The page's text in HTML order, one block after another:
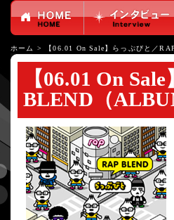
ホーム > 【06.01 On Sale】らっぷびと／
【06.01 On
BLEND（